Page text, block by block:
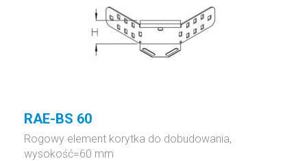
RAE-BS 60
Rogowy element korytka do dobudowania,
wysokość=60 mm